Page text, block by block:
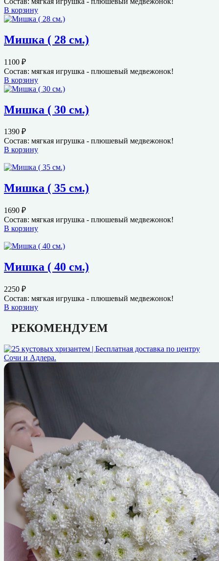
В корзину
Мишка ( 28 см.)
1100 ₽
Состав: мягкая игрушка - плюшевый медвежонок!
В корзину
Мишка ( 30 см.)
1390 ₽
Состав: мягкая игрушка - плюшевый медвежонок!
В корзину
Мишка ( 35 см.)
1690 ₽
Состав: мягкая игрушка - плюшевый медвежонок!
В корзину
Мишка ( 40 см.)
2250 ₽
Состав: мягкая игрушка - плюшевый медвежонок!
В корзину
РЕКОМЕНДУЕМ